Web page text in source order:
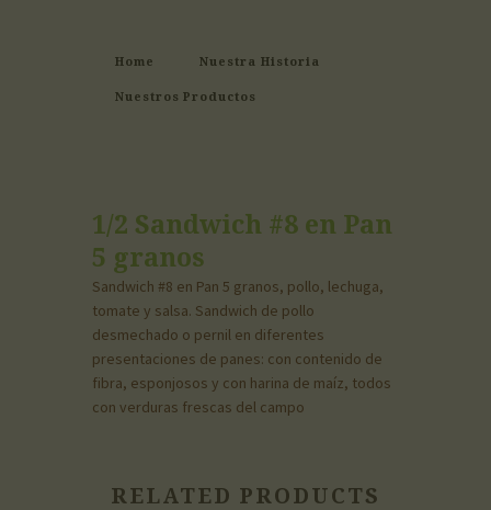
Home Nuestra Historia
Nuestros Productos
1/2 Sandwich #8 en Pan
5 granos
Sandwich #8 en Pan 5 granos, pollo, lechuga,
tomate y salsa. Sandwich de pollo
desmechado o pernil en diferentes
presentaciones de panes: con contenido de
fibra, esponjosos y con harina de maíz, todos
con verduras frescas del campo
RELATED PRODUCTS